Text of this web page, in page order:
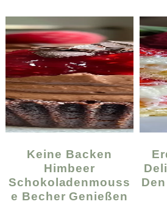
Keine Backen
Himbeer
Schokoladenmouss
E Becher Genießen
Erdbeerpudding-